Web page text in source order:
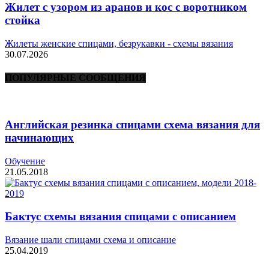
Жилет с узором из аранов и кос с воротником
стойка
Жилеты женские спицами, безрукавки - схемы вязания
30.07.2026
ПОПУЛЯРНЫЕ СООБЩЕНИЯ
Английская резинка спицами схема вязания для
начинающих
Обучение
21.05.2018
Бактус схемы вязания спицами с описанием
Вязание шали спицами схема и описание
25.04.2019